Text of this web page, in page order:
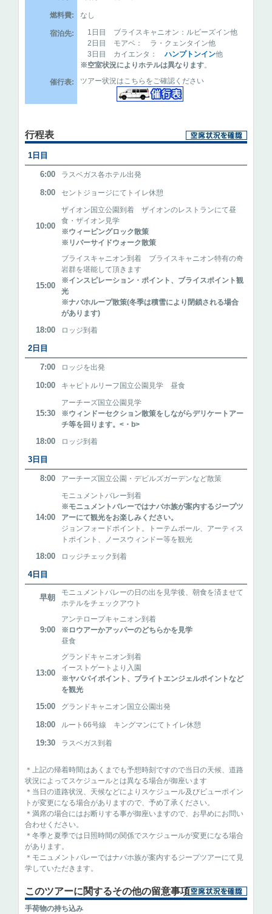
燃料費: なし
宿泊先:
1日目 ブライスキャニオン：ルビーズイン他
2日目 モアベ： ラ・クェンタイン他
3日目 カイエンタ： ハンプトンイン他
※空室状況によりホテルは異なります。
催行表:
ツアー状況はこちらをご確認ください
行程表
1日目
6:00 ラスベガス各ホテル出発
8:00 セントジョージにてトイレ休憩
10:00
ザイオン国立公園到着 ザイオンのレストランにて昼
食・ザイオン見学
※ウィーピングロック散策
※リバーサイドウォーク散策
15:00
ブライスキャニオン到着 ブライスキャニオン特有の奇
岩群を堪能して頂きます
※インスピレーション・ポイント、ブライスポイント観
光
※ナバホループ散策(冬季は積雪により閉鎖される場合
があります)
18:00 ロッジ到着
2日目
7:00 ロッジを出発
10:00 キャピトルリーフ国立公園見学 昼食
15:30
アーチーズ国立公園見学
※ウィンドーセクション散策をしながらデリケートアー
チ等を回ります。<・b>
18:00 ロッジ到着
3日目
8:00 アーチーズ国立公園・デビルズガーデンなど散策
14:00
モニュメントバレー到着
※モニュメントバレーではナバホ族が案内するジープツ
アーにて観光をお楽しみください。
ジョンフォードポイント。トーテムポール、アーティス
トポイント、ノースウィンドー等を観光
18:00 ロッジチェック到着
4日目
早朝
モニュメントバレーの日の出を見学後、朝食を済ませて
ホテルをチェックアウト
9:00
アンテロープキャニオン到着
※ロウアーかアッパーのどちらかを見学
昼食
13:00
グランドキャニオン到着
イーストゲートより入園
※ヤバパイポイント、ブライトエンジェルポイントなど
を観光
15:00 グランドキャニオン国立公園出発
18:00 ルート66号線 キングマンにてトイレ休憩
19:30 ラスベガス到着
＊上記の帰着時間はあくまでも予想時刻ですので当日の天候、道路
状況によってスケジュールとは異なる場合が御座います
＊当日の道路状況、天候などによりスケジュール及びビューポイン
トが変更になる場合がありますので、予め了承ください。
＊満席の場合にはお断りする事が御座いますので、お早めにお問い
合わせください。
＊冬季と夏季では日照時間の関係でスケジュールが変更になる場合
があります。
＊モニュメントバレーではナバホ族が案内するジープツアーにて見
学していただきます。
このツアーに関するその他の留意事項
手荷物の持ち込み